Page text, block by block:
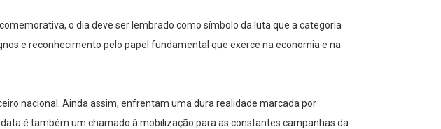
o dia deve ser lembrado como símbolo da luta que a categoria
e reconhecimento pelo papel fundamental que exerce na economia e na
nacional. Ainda assim, enfrentam uma dura realidade marcada por
é também um chamado à mobilização para as constantes campanhas da